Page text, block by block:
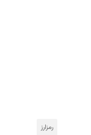
رمزارز